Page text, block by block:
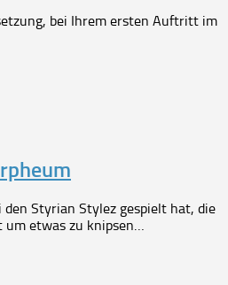
bei Ihrem ersten Auftritt im
Styrian Stylez gespielt hat, die
um etwas zu knipsen…